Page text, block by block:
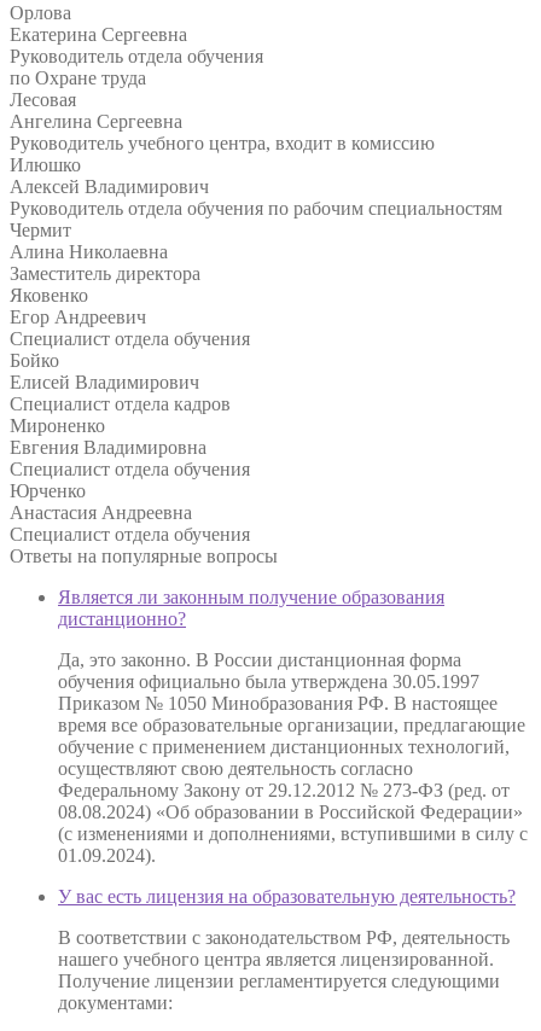
Орлова
Екатерина Сергеевна
Руководитель отдела обучения
по Охране труда
Лесовая
Ангелина Сергеевна
Руководитель учебного центра, входит в комиссию
Илюшко
Алексей Владимирович
Руководитель отдела обучения по рабочим специальностям
Чермит
Алина Николаевна
Заместитель директора
Яковенко
Егор Андреевич
Специалист отдела обучения
Бойко
Елисей Владимирович
Специалист отдела кадров
Мироненко
Евгения Владимировна
Специалист отдела обучения
Юрченко
Анастасия Андреевна
Специалист отдела обучения
Ответы на популярные вопросы
Является ли законным получение образования
дистанционно?
Да, это законно. В России дистанционная форма
обучения официально была утверждена 30.05.1997
Приказом № 1050 Минобразования РФ. В настоящее
время все образовательные организации, предлагающие
обучение с применением дистанционных технологий,
осуществляют свою деятельность согласно
Федеральному Закону от 29.12.2012 № 273-ФЗ (ред. от
08.08.2024) «Об образовании в Российской Федерации»
(с изменениями и дополнениями, вступившими в силу с
01.09.2024).
У вас есть лицензия на образовательную деятельность?
В соответствии с законодательством РФ, деятельность
нашего учебного центра является лицензированной.
Получение лицензии регламентируется следующими
документами: